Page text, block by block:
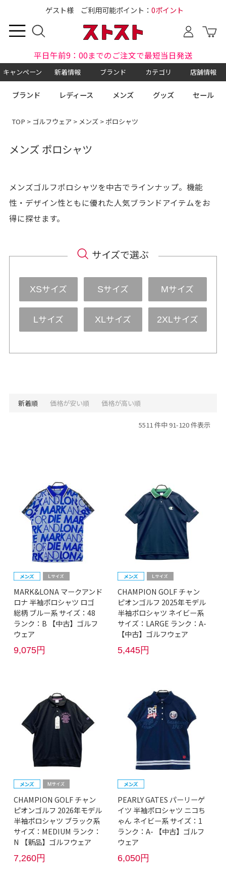
ゲスト様 ご利用可能ポイント： 0ポイント
平日午前9：00までのご注文で最短当日発送
キャンペーン 新着情報 ブランド カテゴリ 店舗情報
ブランド レディース メンズ グッズ セール
TOP > ゴルフウェア > メンズ> ポロシャツ
メンズ ポロシャツ
メンズゴルフポロシャツを中古でラインナップ。機能
性・デザイン性ともに優れた人気ブランドアイテムをお
得に探せます。
サイズで選ぶ
XSサイズ Sサイズ Mサイズ
Lサイズ XLサイズ 2XLサイズ
新着順 価格が安い順 価格が高い順
5511 件中 91-120 件表示
MARK&LONA マークアンド
ロナ 半袖ポロシャツ ロゴ
総柄 ブルー系 サイズ：48
ランク：B 【中古】ゴルフ
ウェア
9,075円
CHAMPION GOLF チャン
ピオンゴルフ 2025年モデル
半袖ポロシャツ ネイビー系
サイズ：LARGE ランク：A-
【中古】ゴルフウェア
5,445円
CHAMPION GOLF チャン
ピオンゴルフ 2026年モデル
半袖ポロシャツ ブラック系
サイズ：MEDIUM ランク：
N 【新品】ゴルフウェア
7,260円
PEARLY GATES パーリーゲ
イツ 半袖ポロシャツ ニコち
ゃん ネイビー系 サイズ：1
ランク：A- 【中古】ゴルフ
ウェア
6,050円